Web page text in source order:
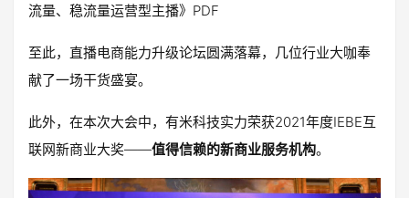
流量、稳流量运营型主播》PDF
至此，直播电商能力升级论坛圆满落幕，几位行业大咖奉
献了一场干货盛宴。
此外，在本次大会中，有米科技实力荣获2021年度IEBE互
联网新商业大奖——值得信赖的新商业服务机构。